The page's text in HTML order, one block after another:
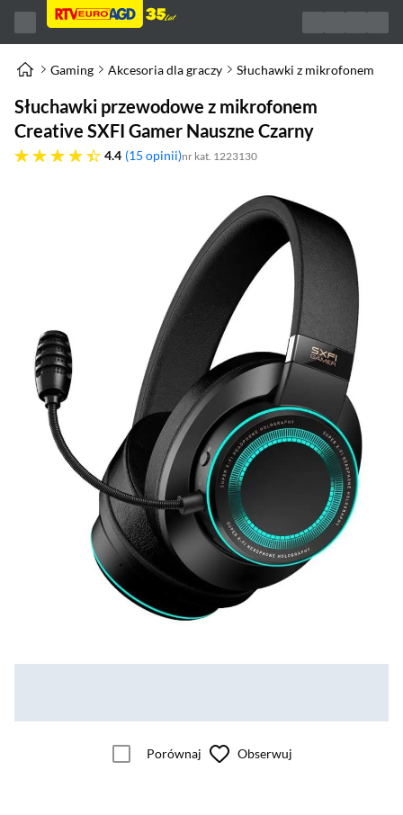
Gaming Akcesoria dla graczy Słuchawki z mikrofonem
Słuchawki przewodowe z mikrofonem
Creative SXFI Gamer Nauszne Czarny
4.4
4.4 gwiazdek 15 opinii nr kat. 1223130
Porównaj Obserwuj